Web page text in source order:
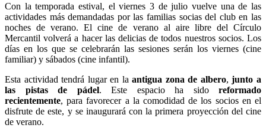
Con la temporada estival, el viernes 3 de julio vuelve una de las
actividades más demandadas por las familias socias del club en las
noches de verano. El cine de verano al aire libre del Círculo
Mercantil volverá a hacer las delicias de todos nuestros socios. Los
días en los que se celebrarán las sesiones serán los viernes (cine
familiar) y sábados (cine infantil).
Esta actividad tendrá lugar en laantigua zona de albero,junto a
las pistas de pádel. Este espacio ha sido reformado
recientemente, para favorecer a la comodidad de los socios en el
disfrute de este, y se inaugurará con la primera proyección del cine
de verano.